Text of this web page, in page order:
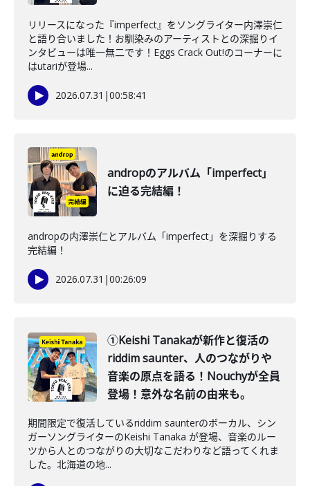
リリースになった『imperfect』をソングライター内澤崇仁
と語り合いました！お馴染みのアーティストとの深掘りイ
ンタビューは唯一無二です！Eggs Crack Out!のコーナーに
はutariが登場...
2026.07.31 |00:58:41
andropのアルバム「imperfect」
に迫る完結編！
andropの内澤崇仁とアルバム「imperfect」を深掘りする
完結編！
2026.07.31 |00:26:09
①Keishi Tanakaが新作と復活の
riddim saunter、人のつながりや
音楽の原点を語る！Nouchyが全員
登場！意外な名前の由来も。
期間限定で復活しているriddim saunterのボーカル、シン
ガーソングライターのKeishi Tanaka が登場、音楽のルー
ツから人とのつながりの大切なこだわりなど語ってくれま
した。北海道の地...